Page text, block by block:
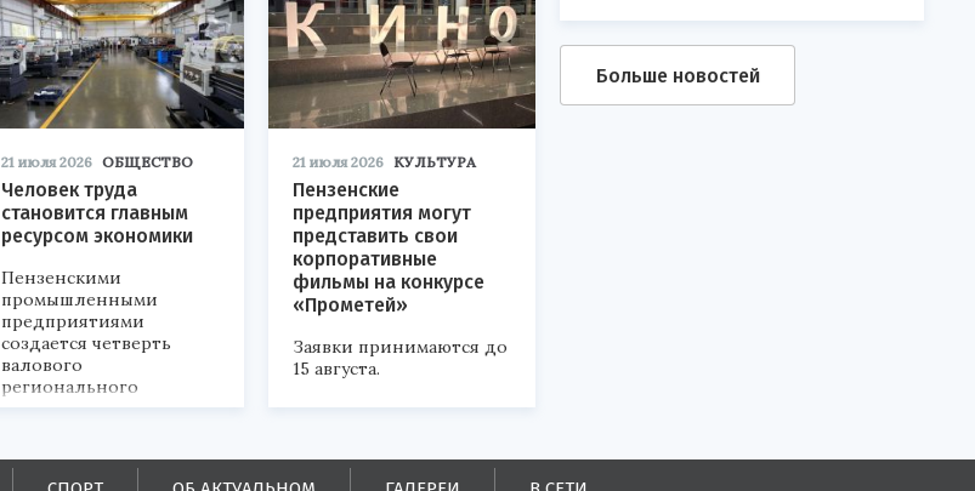
21 июля 2026 ОБЩЕСТВО
Человек труда
становится главным
ресурсом экономики
Пензенскими
промышленными
предприятиями
создается четверть
валового
регионального
продукта и
поступлений в
21 июля 2026 КУЛЬТУРА
Пензенские
предприятия могут
представить свои
корпоративные
фильмы на конкурсе
«Прометей»
Заявки принимаются до
15 августа.
Больше новостей